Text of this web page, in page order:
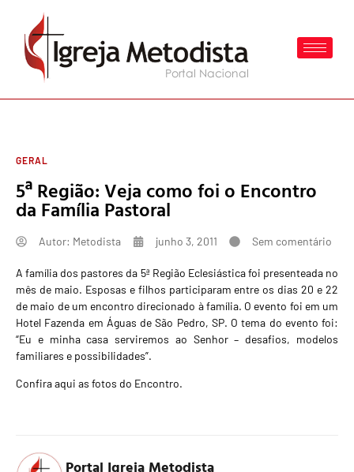
GERAL
5ª Região: Veja como foi o Encontro
da Família Pastoral
Autor: Metodista junho 3, 2011 Sem comentário
A família dos pastores da 5ª Região Eclesiástica foi presenteada no
mês de maio. Esposas e filhos participaram entre os dias 20 e 22
de maio de um encontro direcionado à família. O evento foi em um
Hotel Fazenda em Águas de São Pedro, SP. O tema do evento foi:
“Eu e minha casa serviremos ao Senhor – desafios, modelos
familiares e possibilidades”.
Confira aqui as fotos do Encontro.
Portal Igreja Metodista